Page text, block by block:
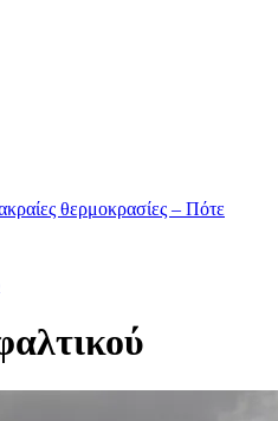
θερμοκρασίες – Πότε